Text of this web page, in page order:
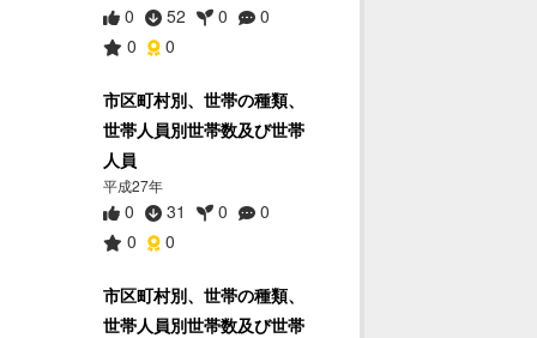
0 52 0
0
0
0
市区町村別、世帯の種類、
世帯人員別世帯数及び世帯
人員
平成27年
0 31 0
0
0
0
市区町村別、世帯の種類、
世帯人員別世帯数及び世帯